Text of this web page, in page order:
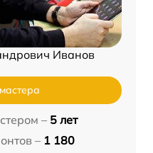
Иванов
– 5 лет
– 1 180